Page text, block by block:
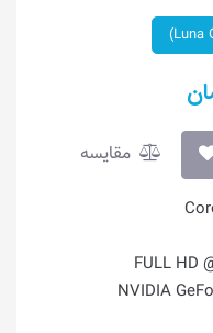
مقایسه
NVIDIA